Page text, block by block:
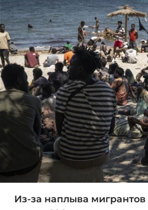
Из-за наплыва мигрантов